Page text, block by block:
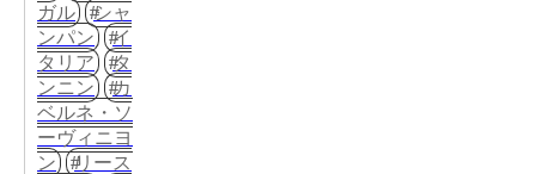
ガル
シャ
ンパン
イ
タリア
タ
ンニン
カ
ベルネ・ソ
ーヴィニヨ
ン
リース